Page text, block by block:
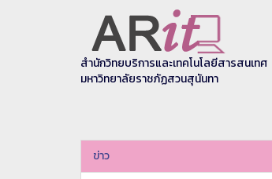
สำนักวิทยบริการและเทคโนโลยีสารสนเทศ
มหาวิทยาลัยราชภัฏสวนสุนันทา
ข่าว